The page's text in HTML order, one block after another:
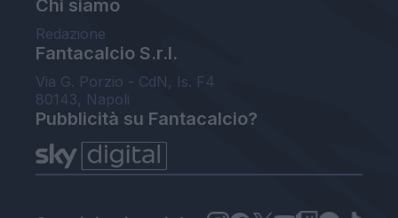
Chi siamo
Redazione
Fantacalcio S.r.l.
Via G. Porzio - CdN, Is. F4
80143, Napoli
Pubblicità su Fantacalcio?